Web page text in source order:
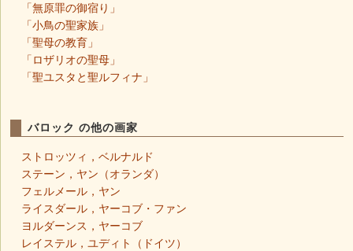
「無原罪の御宿り」
「小鳥の聖家族」
「聖母の教育」
「ロザリオの聖母」
「聖ユスタと聖ルフィナ」
バロック の他の画家
ストロッツィ，ベルナルド
ステーン，ヤン（オランダ）
フェルメール，ヤン
ライスダール，ヤーコブ・ファン
ヨルダーンス，ヤーコブ
レイステル，ユディト（ドイツ）